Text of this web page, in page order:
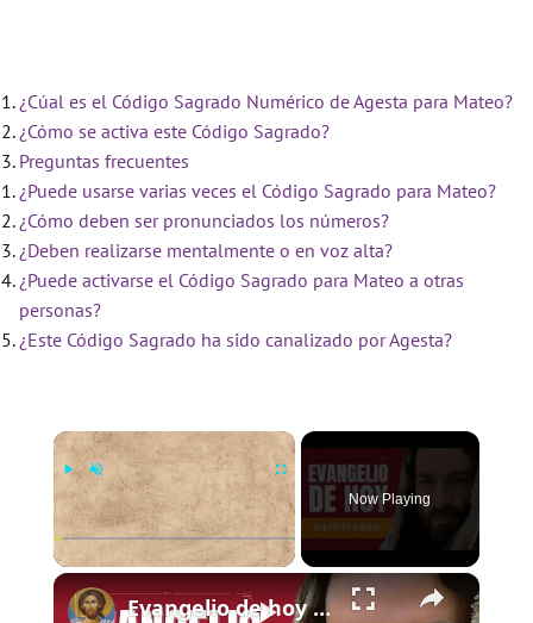
¿Cúal es el Código Sagrado Numérico de Agesta para Mateo?
¿Cómo se activa este Código Sagrado?
Preguntas frecuentes
¿Puede usarse varias veces el Código Sagrado para Mateo?
¿Cómo deben ser pronunciados los números?
¿Deben realizarse mentalmente o en voz alta?
¿Puede activarse el Código Sagrado para Mateo a otras
personas?
¿Este Código Sagrado ha sido canalizado por Agesta?
×
Fullscreen
Now Playing
×
Evangelio de hoy - Viernes 4 de julio de 2025 - Mateo 9:9-13 - Biblia Católica